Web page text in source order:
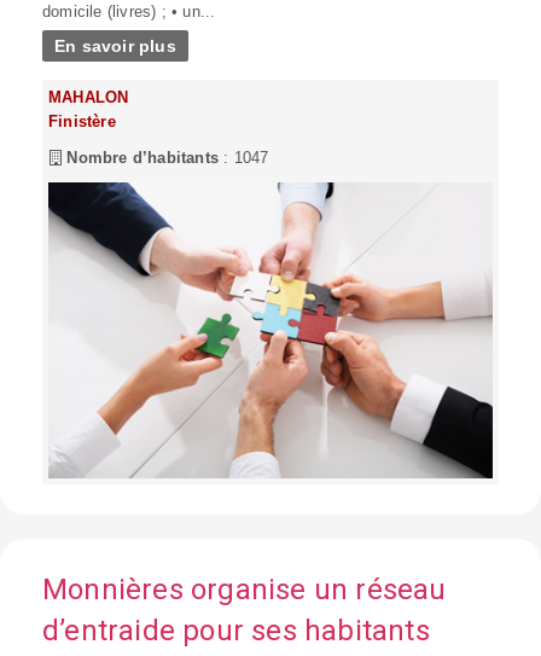
domicile (livres) ; • un...
En savoir plus
MAHALON
Finistère
Nombre d’habitants : 1047
Monnières organise un réseau
d’entraide pour ses habitants